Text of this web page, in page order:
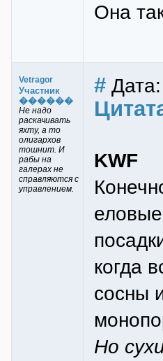
Она
Vetragor
Участник
������
Не надо
раскачивать
яхту, а то
олигархов
тошнит. И
рабы на
галерах не
справляются с
управлением.
#
KWF
когда
сосны
Но